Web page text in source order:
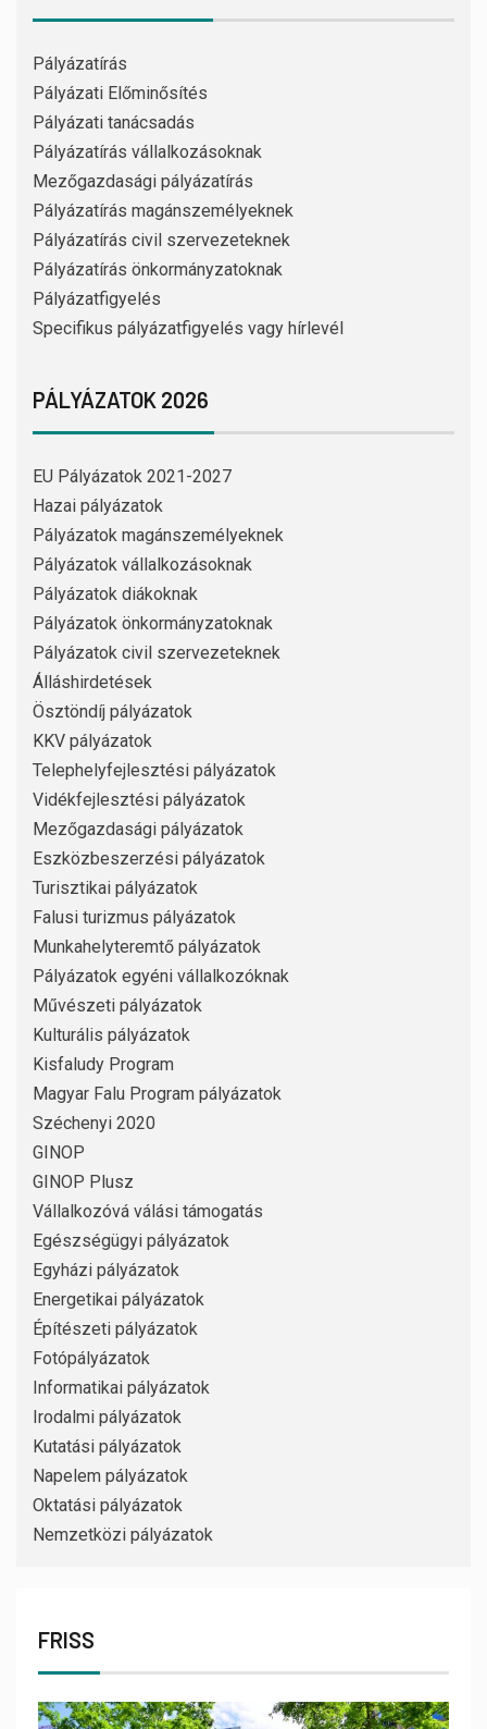
Pályázatírás
Pályázati Előminősítés
Pályázati tanácsadás
Pályázatírás vállalkozásoknak
Mezőgazdasági pályázatírás
Pályázatírás magánszemélyeknek
Pályázatírás civil szervezeteknek
Pályázatírás önkormányzatoknak
Pályázatfigyelés
Specifikus pályázatfigyelés vagy hírlevél
PÁLYÁZATOK 2026
EU Pályázatok 2021-2027
Hazai pályázatok
Pályázatok magánszemélyeknek
Pályázatok vállalkozásoknak
Pályázatok diákoknak
Pályázatok önkormányzatoknak
Pályázatok civil szervezeteknek
Álláshirdetések
Ösztöndíj pályázatok
KKV pályázatok
Telephelyfejlesztési pályázatok
Vidékfejlesztési pályázatok
Mezőgazdasági pályázatok
Eszközbeszerzési pályázatok
Turisztikai pályázatok
Falusi turizmus pályázatok
Munkahelyteremtő pályázatok
Pályázatok egyéni vállalkozóknak
Művészeti pályázatok
Kulturális pályázatok
Kisfaludy Program
Magyar Falu Program pályázatok
Széchenyi 2020
GINOP
GINOP Plusz
Vállalkozóvá válási támogatás
Egészségügyi pályázatok
Egyházi pályázatok
Energetikai pályázatok
Építészeti pályázatok
Fotópályázatok
Informatikai pályázatok
Irodalmi pályázatok
Kutatási pályázatok
Napelem pályázatok
Oktatási pályázatok
Nemzetközi pályázatok
FRISS